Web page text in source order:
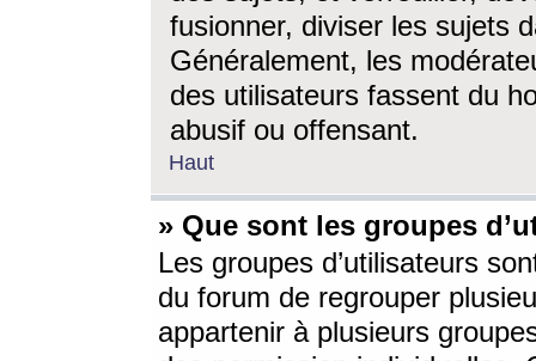
fusionner, diviser les sujets
Généralement, les
des utilisateurs fassent du
abusif ou offensant.
Haut
» Que sont les groupes
Les groupes d’utilisateurs
du forum de regrouper
appartenir à plusieurs